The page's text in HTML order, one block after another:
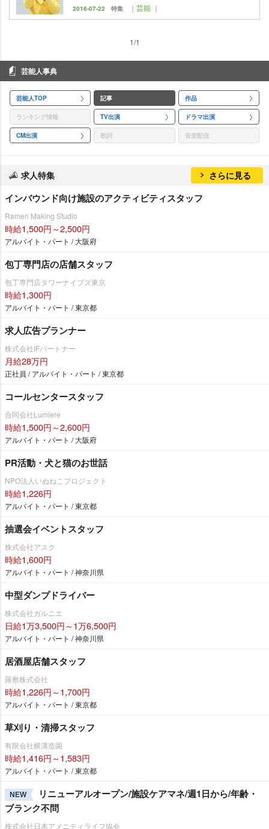
2016-07-22 特集 ｜芸能 ｜
1/1
芸能人事典
芸能人TOP 記事 作品
ランキング情報 TV出演 ドラマ出演
CM出演 歌詞 音楽配信
求人特集 さらに見る
インバウンド向け施設のアクティビティスタッフ
Ramen Making Studio
時給1,500円～2,500円
アルバイト・パート / 大阪府
包丁専門店の店舗スタッフ
包丁専門店タワーナイブズ東京
時給1,300円
アルバイト・パート / 東京都
求人広告プランナー
株式会社IFパートナー
月給28万円
正社員 / アルバイト・パート / 東京都
コールセンタースタッフ
合同会社Lumiere
時給1,500円～2,600円
アルバイト・パート / 大阪府
PR活動・犬と猫のお世話
NPO法人いぬねこプロジェクト
時給1,226円
アルバイト・パート / 東京都
抽選会イベントスタッフ
株式会社アスク
時給1,600円
アルバイト・パート / 神奈川県
中型ダンプドライバー
株式会社ガルニエ
日給1万3,500円～1万6,500円
アルバイト・パート / 神奈川県
居酒屋店舗スタッフ
羅敷株式会社
時給1,226円～1,700円
アルバイト・パート / 東京都
草刈り・清掃スタッフ
有限会社横溝造園
時給1,416円～1,583円
アルバイト・パート / 東京都
NEW
リニューアルオープン/施設ケアマネ/週1日から/年齢・
ブランク不問
株式会社日本アメニティライフ協会